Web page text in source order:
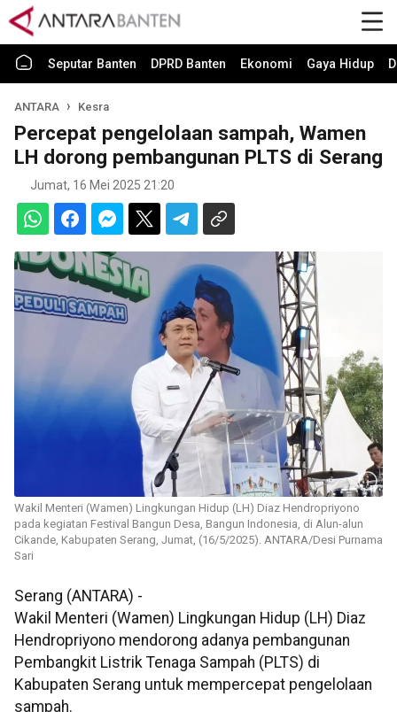
Seputar Banten DPRD Banten Ekonomi Gaya Hidup
ANTARA Kesra
Percepat pengelolaan sampah, Wamen
LH dorong pembangunan PLTS di Serang
Jumat, 16 Mei 2025 21:20
Wakil Menteri (Wamen) Lingkungan Hidup (LH) Diaz Hendropriyono
pada kegiatan Festival Bangun Desa, Bangun Indonesia, di Alun-alun
Cikande, Kabupaten Serang, Jumat, (16/5/2025). ANTARA/Desi Purnama
Sari
Serang (ANTARA) -
Wakil Menteri (Wamen) Lingkungan Hidup (LH) Diaz
Hendropriyono mendorong adanya pembangunan
Pembangkit Listrik Tenaga Sampah (PLTS) di
Kabupaten Serang untuk mempercepat pengelolaan
sampah.